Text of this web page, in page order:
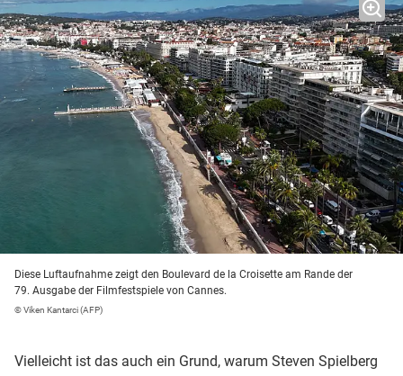
Diese Luftaufnahme zeigt den Boulevard de la Croisette am Rande der
79. Ausgabe der Filmfestspiele von Cannes.
© Viken Kantarci (AFP)
Vielleicht ist das auch ein Grund, warum Steven Spielberg